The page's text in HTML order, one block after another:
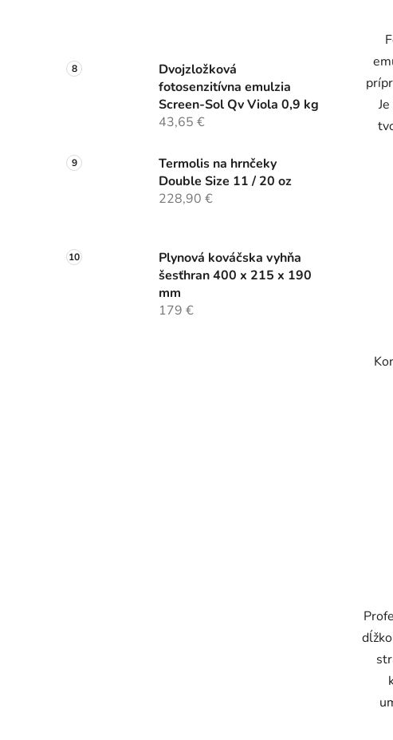
Dvojzložková
fotosenzitívna emulzia
Screen-Sol Qv Viola 0,9 kg
43,65 €
Termolis na hrnčeky
Double Size 11 / 20 oz
228,90 €
Plynová kováčska vyhňa
šesťhran 400 x 215 x 190
mm
179 €